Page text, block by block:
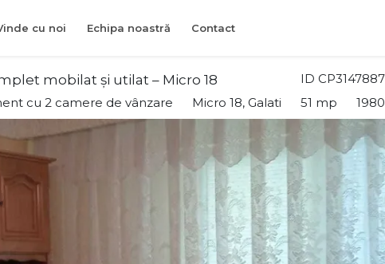
cu noi Echipa noastră Contact
ID CP3147887
mobilat și utilat – Micro 18
cu 2 camere de vânzare Micro 18, Galati 51 mp 1980